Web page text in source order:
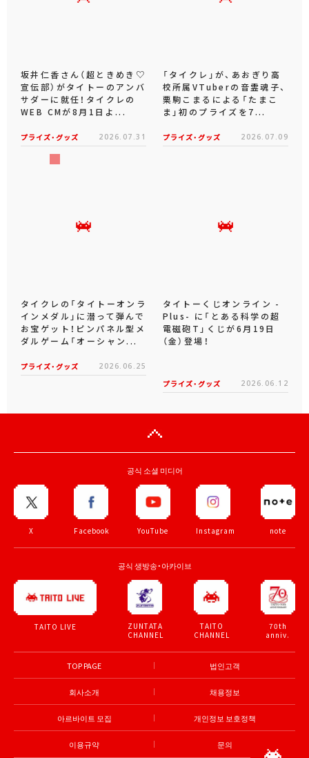
坂井仁香さん（超ときめき♡
宣伝部）がタイトーのアンバ
サダーに就任！タイクレの
WEB CMが8月1日よ...
プライズ・グッズ 2026.07.31
「タイクレ」が、あおぎり高
校所属VTuberの音霊魂子、
栗駒こまるによる「たまこ
ま」初のプライズを7...
プライズ・グッズ 2026.07.09
タイクレの「タイトーオンラ
インメダル」に潜って弾んで
お宝ゲット！ピンパネル型メ
ダルゲーム「オーシャン...
プライズ・グッズ 2026.06.25
タイトーくじオンライン -
Plus- に「とある科学の超
電磁砲T」くじが6月19日
（金）登場！
プライズ・グッズ 2026.06.12
공식 소셜 미디어
X Facebook YouTube Instagram note
공식 생방송・아카이브
TAITO LIVE
ZUNTATA
CHANNEL
TAITO
CHANNEL
70th
anniv.
TOP PAGE 법인고객
회사소개 채용정보
아르바이트 모집 개인정보 보호정책
이용규약 문의